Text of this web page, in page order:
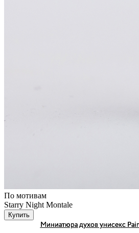
По мотивам
Starry Night Montale
Купить
Миниатюра духов унисекс